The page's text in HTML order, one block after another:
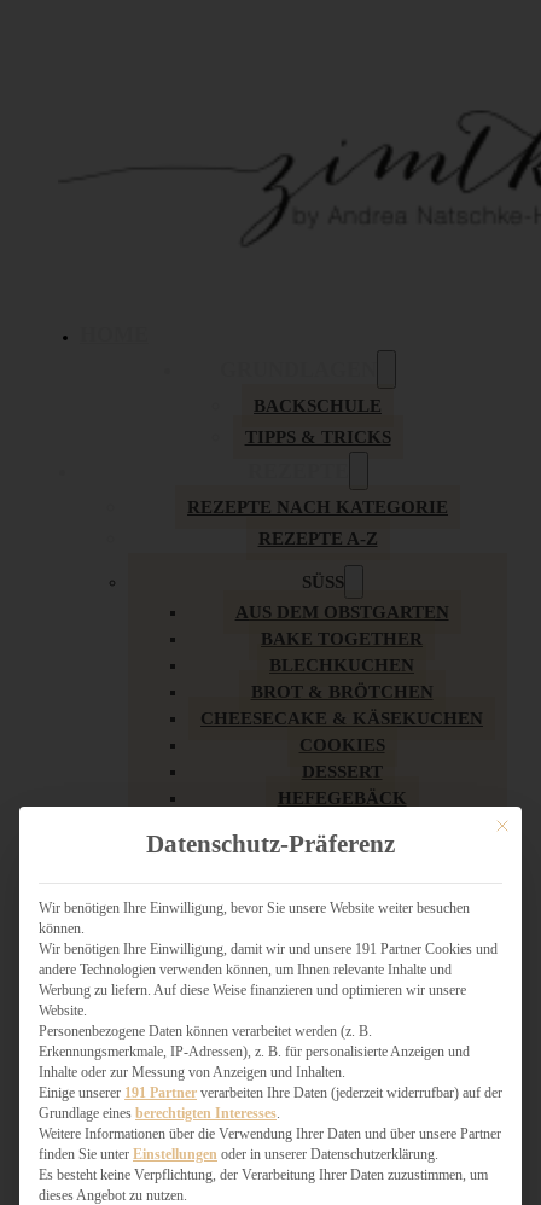
BACKSCHULE
TIPPS & TRICKS
REZEPTE NACH KATEGORIE
REZEPTE A-Z
SÜSS
AUS DEM OBSTGARTEN
BAKE TOGETHER
BLECHKUCHEN
BROT & BRÖTCHEN
CHEESECAKE & KÄSEKUCHEN
COOKIES
DESSERT
HEFEGEBÄCK
KUCHEN
LOW CARB & GESÜNDER
MY AMERICAN BAKERY
SCHOKOLADIGES
SÜSSES HAUPTGERICHT
TÖRTCHEN
VEGAN SÜSS
WEIHNACHTSBÄCKEREI
HERZHAFT
Mit
Datenschutz-Präferenz
Wir benötigen Ihre Einwilligung, bevor Sie unsere Website weiter besuchen
können.
Wir benötigen Ihre Einwilligung, damit wir und unsere 191 Partner Cookies und
andere Technologien verwenden können, um Ihnen relevante Inhalte und
Werbung zu liefern. Auf diese Weise finanzieren und optimieren wir unsere
Website.
Personenbezogene Daten können verarbeitet werden (z. B.
Erkennungsmerkmale, IP-Adressen), z. B. für personalisierte Anzeigen und
Inhalte oder zur Messung von Anzeigen und Inhalten.
Einige unserer 191 Partner verarbeiten Ihre Daten (jederzeit widerrufbar) auf der
Grundlage eines berechtigten Interesses
Weitere Informationen über die Verwendung Ihrer Daten und über unsere Partner
finden Sie unter Einstellungen oder in unserer Datenschutzerklärung.
Es besteht keine Verpflichtung, der Verarbeitung Ihrer Daten zuzustimmen, um
dieses Angebot zu nutzen.